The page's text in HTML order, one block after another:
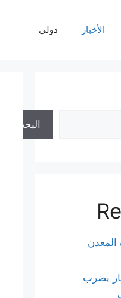
الأخبار دولي
البحث
يضرب